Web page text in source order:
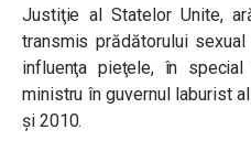
Justiţie al Statelor Unite,
transmis prădătorului
influenţa pieţele, în
ministru în guvernul laburist
şi 2010.